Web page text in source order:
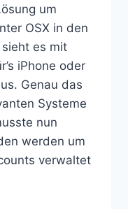
um
OSX in den
es mit
iPhone oder
Genau das
Systeme
nun
werden um
verwaltet